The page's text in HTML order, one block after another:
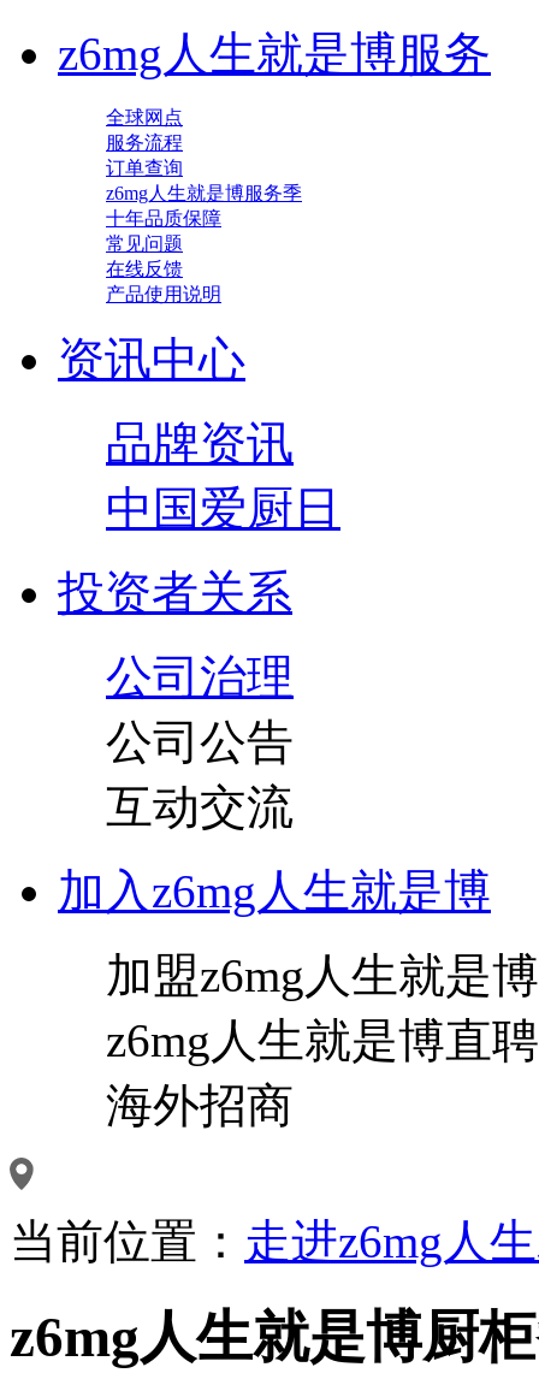
z6mg人生就是博服务
全球网点
服务流程
订单查询
z6mg人生就是博服务季
十年品质保障
常见问题
在线反馈
产品使用说明
资讯中心
品牌资讯
中国爱厨日
投资者关系
公司治理
公司公告
互动交流
加入z6mg人生就是博
加盟z6mg人生就是博
z6mg人生就是博直聘
海外招商
当前位置： 走进z6mg人
z6mg人生就是博厨